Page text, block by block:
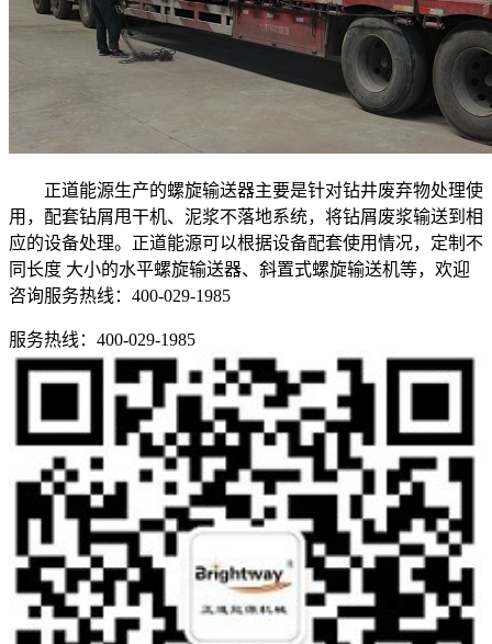
正道能源生产的螺旋输送器主要是针对钻井废弃物处理使
用，配套钻屑甩干机、泥浆不落地系统，将钻屑废浆输送到相
应的设备处理。正道能源可以根据设备配套使用情况，定制不
同长度 大小的水平螺旋输送器、斜置式螺旋输送机等，欢迎
咨询服务热线：400-029-1985
服务热线：400-029-1985